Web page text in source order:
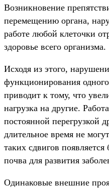
Возникновение
перемещению органа,
работе любой клеточки
здоровье всего организма.
Исходя из этого,
функционирования
приводит к тому, что
нагрузка на другие.
постоянной перегрузкой
длительное время не
таких сдвигов появляется
почва для развития
Одинаковые внешние